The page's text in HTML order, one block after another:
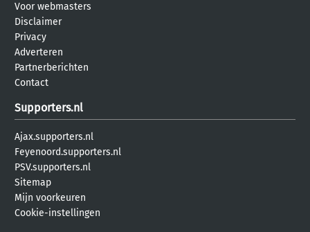
Voor webmasters
Disclaimer
Privacy
Adverteren
Partnerberichten
Contact
Supporters.nl
Ajax.supporters.nl
Feyenoord.supporters.nl
PSV.supporters.nl
Sitemap
Mijn voorkeuren
Cookie-instellingen